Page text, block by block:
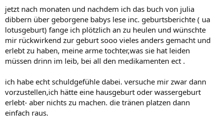
m
jetzt nach monaten und nachdem ich das buch von julia
dibbern über geborgene babys lese inc. geburtsberichte ( ua
lotusgeburt) fange ich plötzlich an zu heulen und wünschte
mir rückwirkend zur geburt sooo vieles anders gemacht und
erlebt zu haben, meine arme tochter,was sie hat leiden
müssen drinn im leib, bei all den medikamenten ect .
ich habe echt schuldgefühle dabei. versuche mir zwar dann
vorzustellen,ich hätte eine hausgeburt oder wassergeburt
erlebt- aber nichts zu machen. die tränen platzen dann
einfach raus.